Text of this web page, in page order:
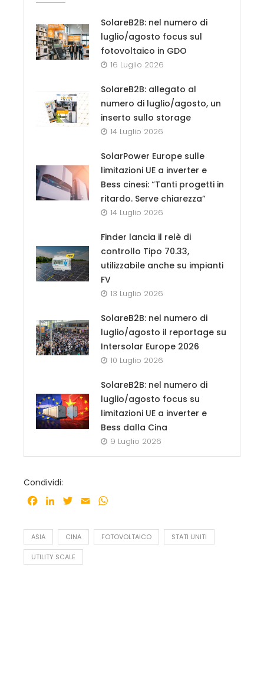
SolareB2B: nel numero di
luglio/agosto focus sul
fotovoltaico in GDO
16 Luglio 2026
SolareB2B: allegato al
numero di luglio/agosto, un
inserto sullo storage
14 Luglio 2026
SolarPower Europe sulle
limitazioni UE a inverter e
Bess cinesi: “Tanti progetti in
ritardo. Serve chiarezza”
14 Luglio 2026
Finder lancia il relè di
controllo Tipo 70.33,
utilizzabile anche su impianti
FV
13 Luglio 2026
SolareB2B: nel numero di
luglio/agosto il reportage su
Intersolar Europe 2026
10 Luglio 2026
SolareB2B: nel numero di
luglio/agosto focus su
limitazioni UE a inverter e
Bess dalla Cina
9 Luglio 2026
Condividi:
Facebook
LinkedInTwitter
Email
ASIA CINA FOTOVOLTAICO STATI UNITI
UTILITY SCALE